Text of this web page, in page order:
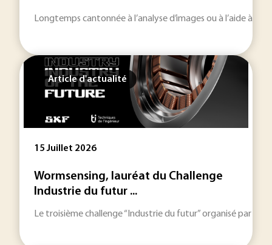
Longtemps cantonnée à l’analyse d’images ou à l’aide à
Article d'actualité
15 Juillet 2026
Wormsensing, lauréat du Challenge
Industrie du futur ...
Le troisième challenge “Industrie du futur” organisé par